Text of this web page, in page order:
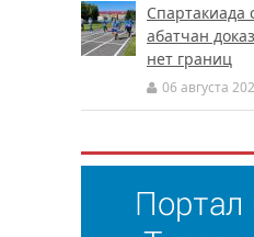
Спартакиада
абатчан
нет границ
06 августа